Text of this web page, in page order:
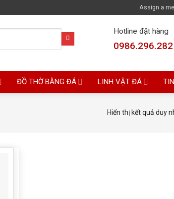
Assign a
Hotline đặt hàng
ĐỒ THỜ BẰNG ĐÁ LINH VẬT ĐÁ
Hiển thị kết quả duy